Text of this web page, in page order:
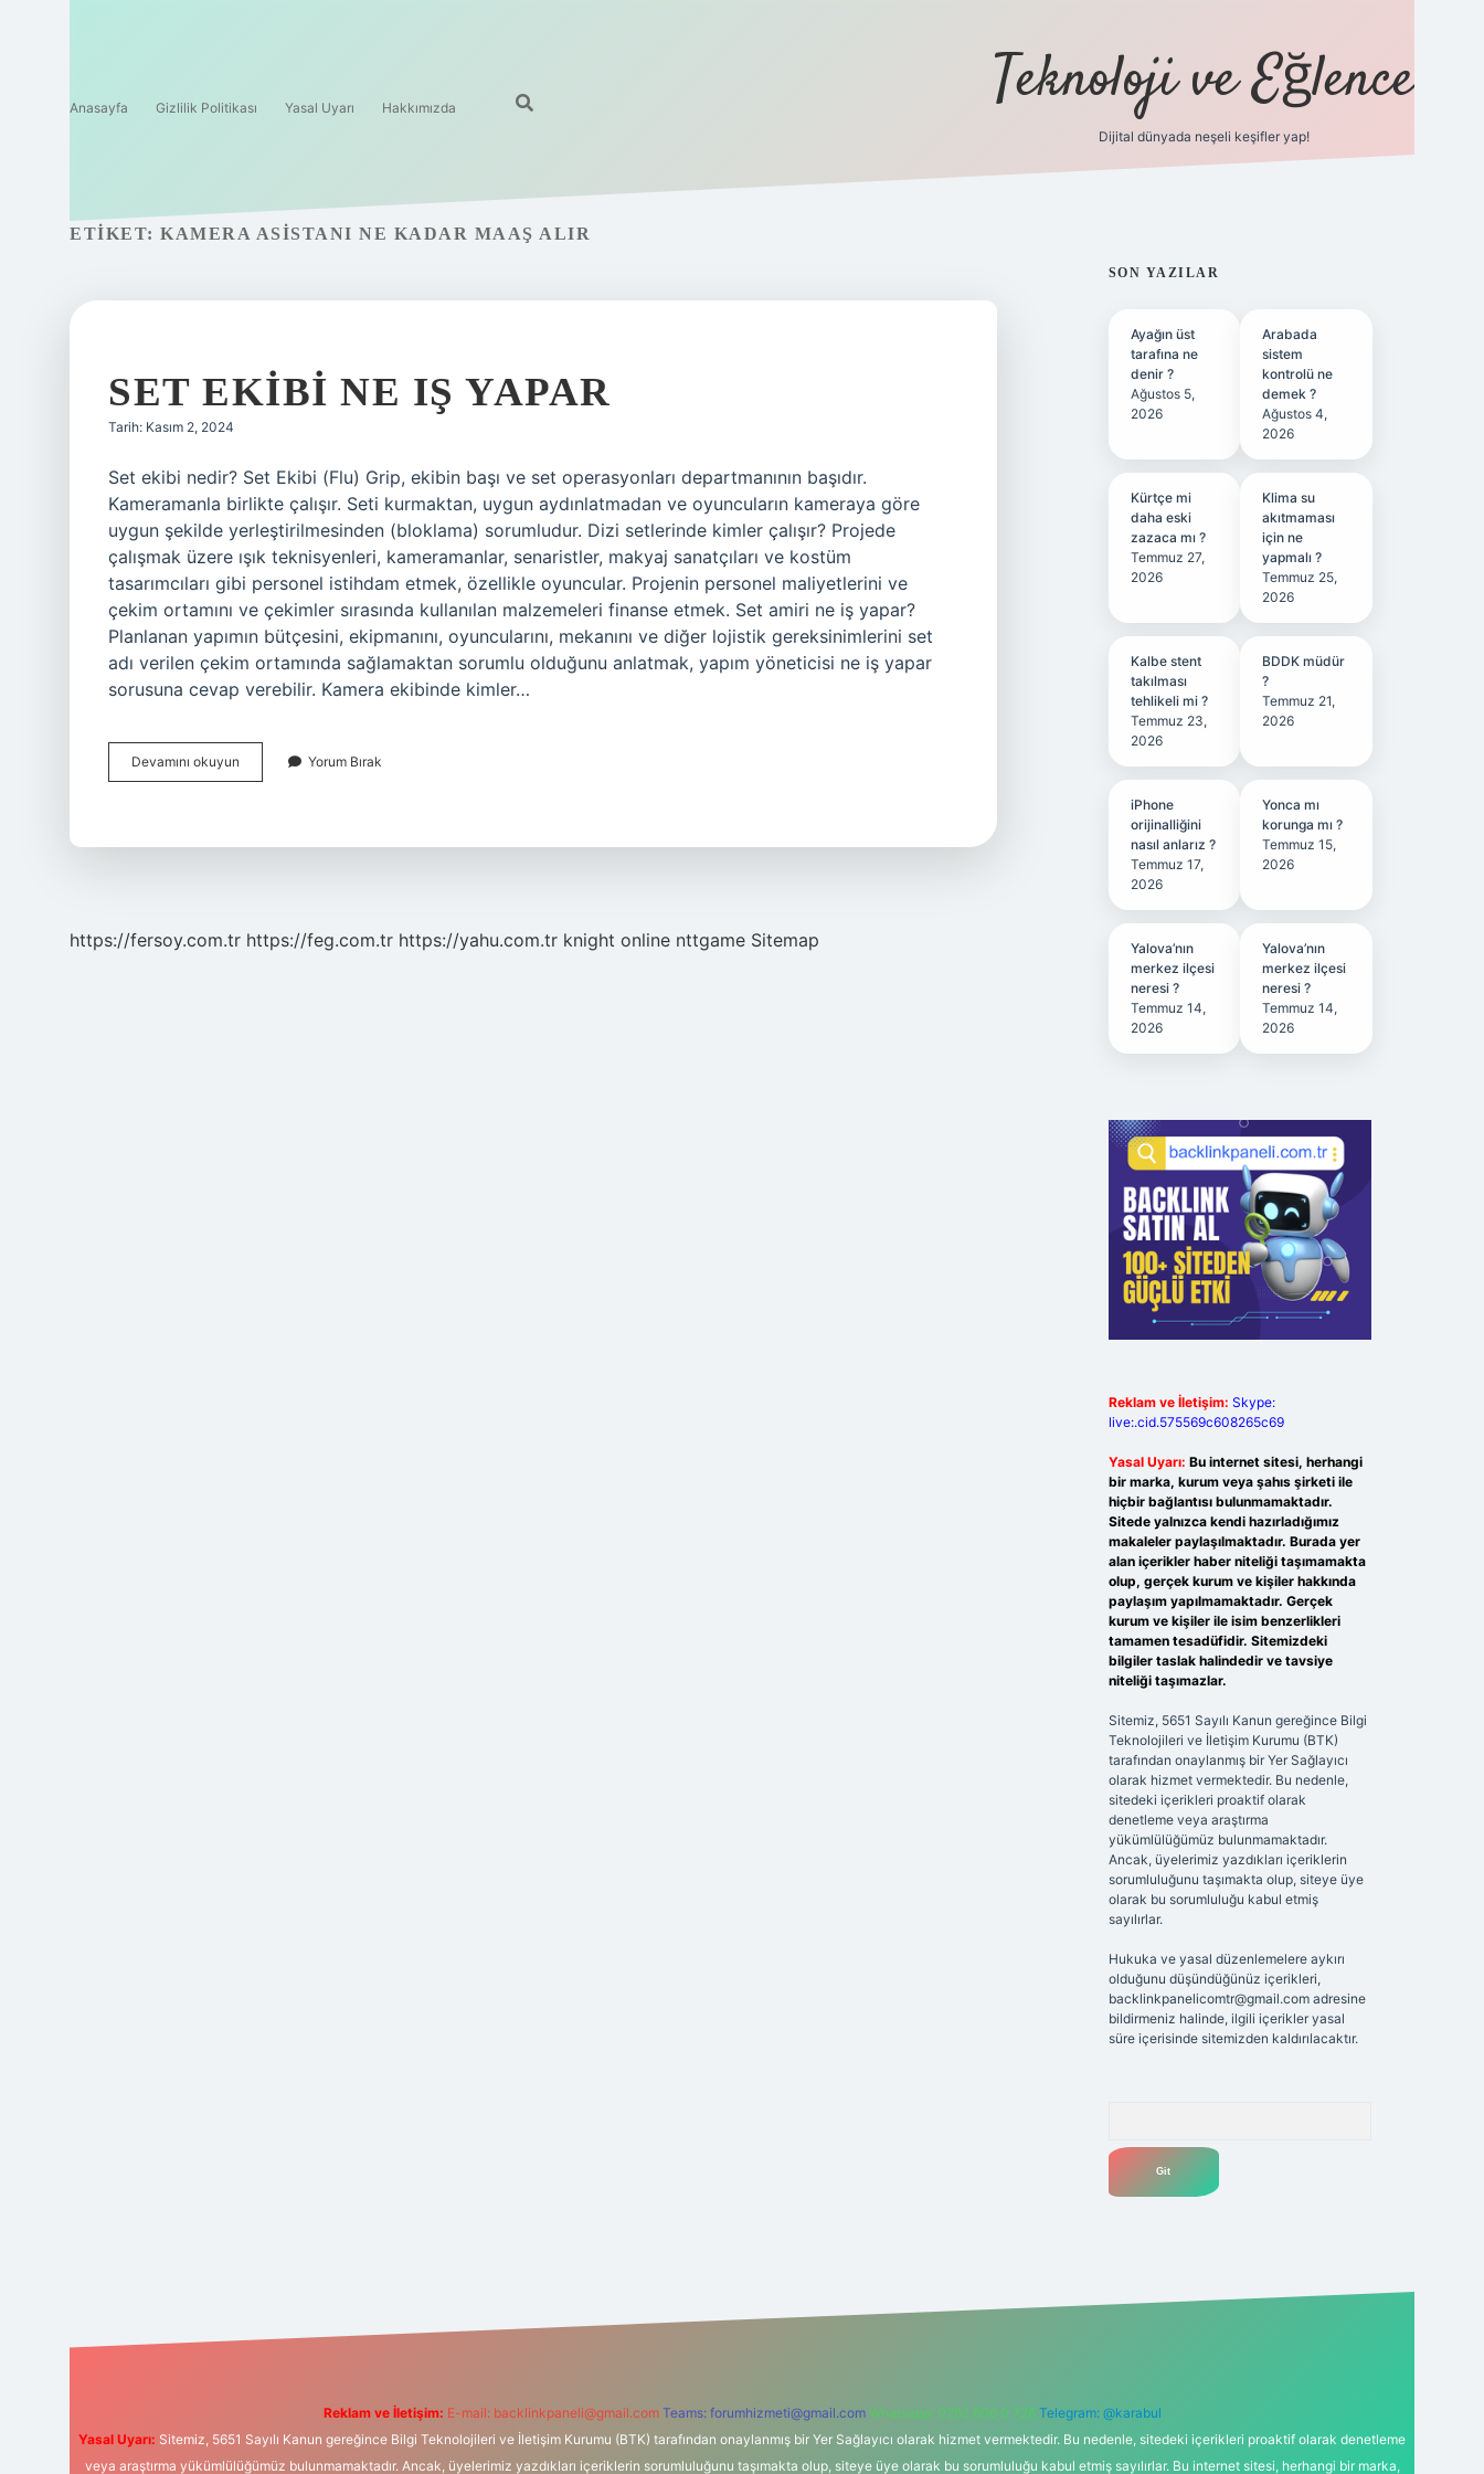
Anasayfa Gizlilik Politikası Yasal Uyarı Hakkımızda Teknoloji ve Eğlence
Dijital dünyada neşeli keşifler yap!
ETIKET: KAMERA ASISTANI NE KADAR MAAŞ ALIR
SET EKIBI NE IŞ YAPAR
Tarih: Kasım 2, 2024
Set ekibi nedir? Set Ekibi (Flu) Grip, ekibin başı ve set operasyonları departmanının başıdır.
Kameramanla birlikte çalışır. Seti kurmaktan, uygun aydınlatmadan ve oyuncuların kameraya göre
uygun şekilde yerleştirilmesinden (bloklama) sorumludur. Dizi setlerinde kimler çalışır? Projede
çalışmak üzere ışık teknisyenleri, kameramanlar, senaristler, makyaj sanatçıları ve kostüm
tasarımcıları gibi personel istihdam etmek, özellikle oyuncular. Projenin personel maliyetlerini ve
çekim ortamını ve çekimler sırasında kullanılan malzemeleri finanse etmek. Set amiri ne iş yapar?
Planlanan yapımın bütçesini, ekipmanını, oyuncularını, mekanını ve diğer lojistik gereksinimlerini set
adı verilen çekim ortamında sağlamaktan sorumlu olduğunu anlatmak, yapım yöneticisi ne iş yapar
sorusuna cevap verebilir. Kamera ekibinde kimler…
Devamını okuyun
Ekibi
Yorum Bırak
https://fersoy.com.tr https://feg.com.tr https://yahu.com.tr knight online nttgame Sitemap
SIDEBAR
SON YAZILAR
Ayağın üst
tarafına ne
denir ?
Ağustos 5,
2026
Arabada
sistem
kontrolü ne
demek ?
Ağustos 4,
2026
Kürtçe mi
daha eski
zazaca mı ?
Temmuz 27,
2026
Klima su
akıtmaması
için ne
yapmalı ?
Temmuz 25,
2026
Kalbe stent
takılması
tehlikeli mi ?
Temmuz 23,
2026
BDDK müdür
?
Temmuz 21,
2026
iPhone
orijinalliğini
nasıl anlarız ?
Temmuz 17,
2026
Yonca mı
korunga mı ?
Temmuz 15,
2026
Yalova’nın
merkez ilçesi
neresi ?
Temmuz 14,
2026
Yalova’nın
merkez ilçesi
neresi ?
Temmuz 14,
2026
Reklam ve İletişim: Skype:
live:.cid.575569c608265c69
Yasal Uyarı: Bu internet sitesi, herhangi
bir marka, kurum veya şahıs şirketi ile
hiçbir bağlantısı bulunmamaktadır.
Sitede yalnızca kendi hazırladığımız
makaleler paylaşılmaktadır. Burada yer
alan içerikler haber niteliği taşımamakta
olup, gerçek kurum ve kişiler hakkında
paylaşım yapılmamaktadır. Gerçek
kurum ve kişiler ile isim benzerlikleri
tamamen tesadüfidir. Sitemizdeki
bilgiler taslak halindedir ve tavsiye
niteliği taşımazlar.
Sitemiz, 5651 Sayılı Kanun gereğince Bilgi
Teknolojileri ve İletişim Kurumu (BTK)
tarafından onaylanmış bir Yer Sağlayıcı
olarak hizmet vermektedir. Bu nedenle,
sitedeki içerikleri proaktif olarak
denetleme veya araştırma
yükümlülüğümüz bulunmamaktadır.
Ancak, üyelerimiz yazdıkları içeriklerin
sorumluluğunu taşımakta olup, siteye üye
olarak bu sorumluluğu kabul etmiş
sayılırlar.
Hukuka ve yasal düzenlemelere aykırı
olduğunu düşündüğünüz içerikleri,
backlinkpanelicomtr@gmail.comadresine
bildirmeniz halinde, ilgili içerikler yasal
süre içerisinde sitemizden kaldırılacaktır.
Reklam ve İletişim: E-mail: backlinkpaneli@gmail.com Teams: forumhizmeti@gmail.com Whatsapp: 0262 606 0 726 Telegram: @karabul
Yasal Uyarı: Sitemiz, 5651 Sayılı Kanun gereğince Bilgi Teknolojileri ve İletişim Kurumu (BTK) tarafından onaylanmış bir Yer Sağlayıcı olarak hizmet vermektedir. Bu nedenle, sitedeki içerikleri proaktif olarak denetleme
veya araştırma yükümlülüğümüz bulunmamaktadır. Ancak, üyelerimiz yazdıkları içeriklerin sorumluluğunu taşımakta olup, siteye üye olarak bu sorumluluğu kabul etmiş sayılırlar. Bu internet sitesi, herhangi bir marka,